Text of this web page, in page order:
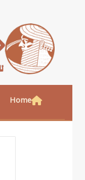
Home